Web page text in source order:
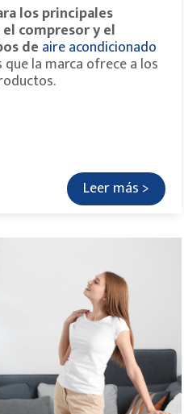
los principales
compresor y el
deaire acondicionado
la marca ofrece a los
Leer más >